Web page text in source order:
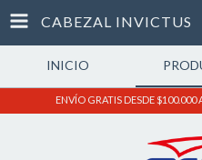
CABEZAL INVICTUS
INICIO
ENVÍO GRATIS DESDE